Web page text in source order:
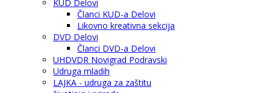
KUD Delovi
Članci KUD-a Delovi
Likovno kreativna sekcija
DVD Delovi
Članci DVD-a Delovi
UHDVDR Novigrad Podravski
Udruga mladih
LAJKA - udruga za zaštitu